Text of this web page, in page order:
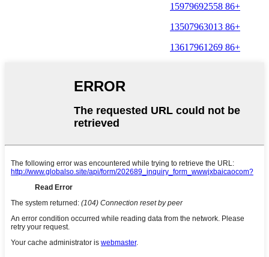
+86 15979692558
+86 13507963013
+86 13617961269